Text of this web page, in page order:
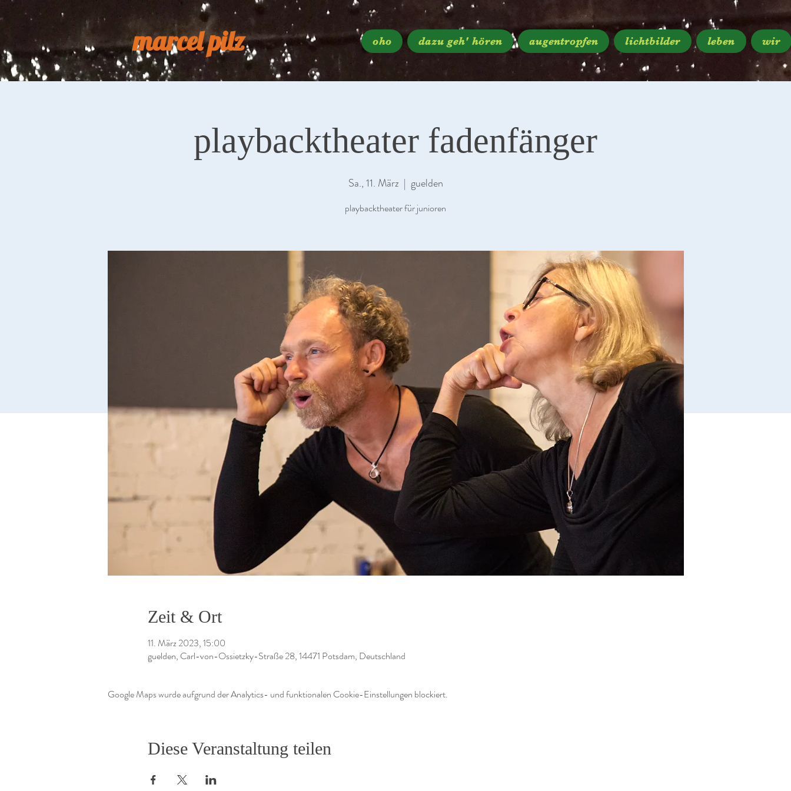
marcel pilz oho dazu geh' hören augentropfen lichtbilder leben wir
playbacktheater fadenfänger
Sa., 11. März
  |
guelden
playbacktheater für junioren
Zeit & Ort
11. März 2023, 15:00
guelden, Carl-von-Ossietzky-Straße 28, 14471 Potsdam, Deutschland
Google Maps wurde aufgrund der Analytics- und funktionalen Cookie-Einstellungen blockiert.
Diese Veranstaltung teilen